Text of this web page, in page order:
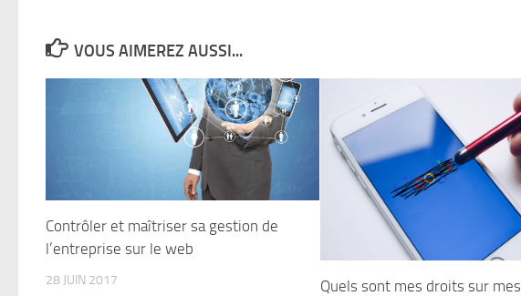
VOUS AIMEREZ AUSSI...
Contrôler et maîtriser sa gestion de
l’entreprise sur le web
28 JUIN 2017
Quels sont mes droits sur mes